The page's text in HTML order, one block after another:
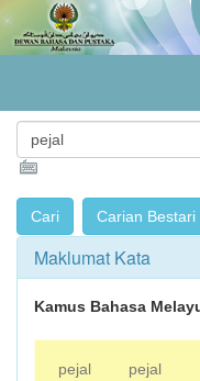
Maklumat Kata
Kamus Bahasa
pejal pejal